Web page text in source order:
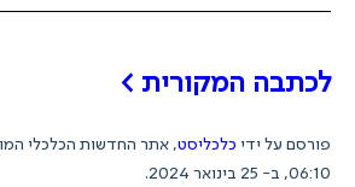
לכתבה המקורית >
פורסם על ידי כלכליסט, אתר החדשות הכלכלי
06:10, ב- 25 בינואר 2024.